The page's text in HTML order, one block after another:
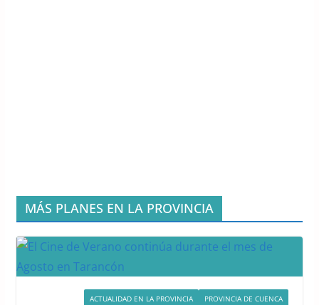
MÁS PLANES EN LA PROVINCIA
ACTUALIDAD EN LA PROVINCIA PROVINCIA DE CUENCA